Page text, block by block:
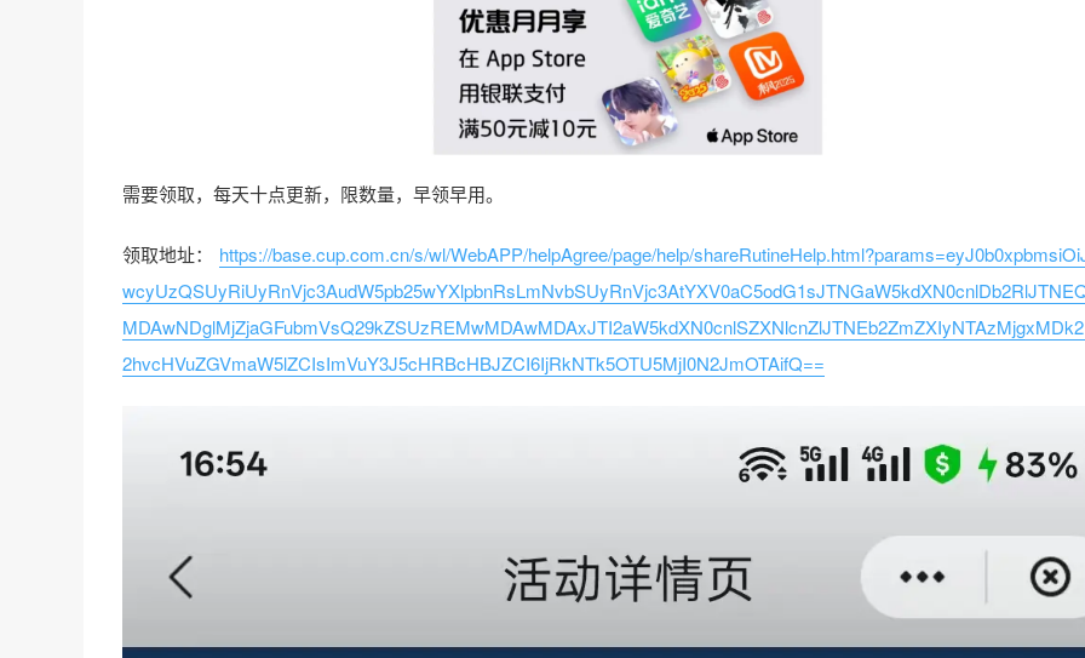
需要领取，每天十点更新，限数量，早领早用。
领取地址：
https://base.cup.com.cn/s/wl/WebAPP/helpAgree/page/help/
2hvcHVuZGVmaW5lZCIsImVuY3J5cHRBcHBJZCI6IjRkNTk5OTU5MjI0N2JmOTAifQ==